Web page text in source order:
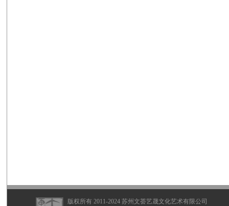
版权所有 2011-2024 苏州文荟艺晟文化艺术有限公司